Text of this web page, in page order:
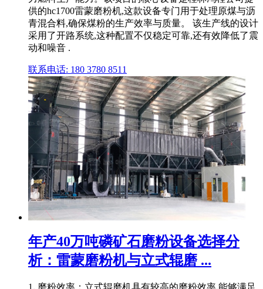
供的hc1700雷蒙磨粉机,这款设备专门用于处理原煤与沥
青混合料,确保煤粉的生产效率与质量。 该生产线的设计
采用了开路系统,这种配置不仅稳定可靠,还有效降低了震
动和噪音 .
联系电话: 180 3780 8511
年产40万吨磷矿石磨粉设备选择分
析：雷蒙磨粉机与立式辊磨 ...